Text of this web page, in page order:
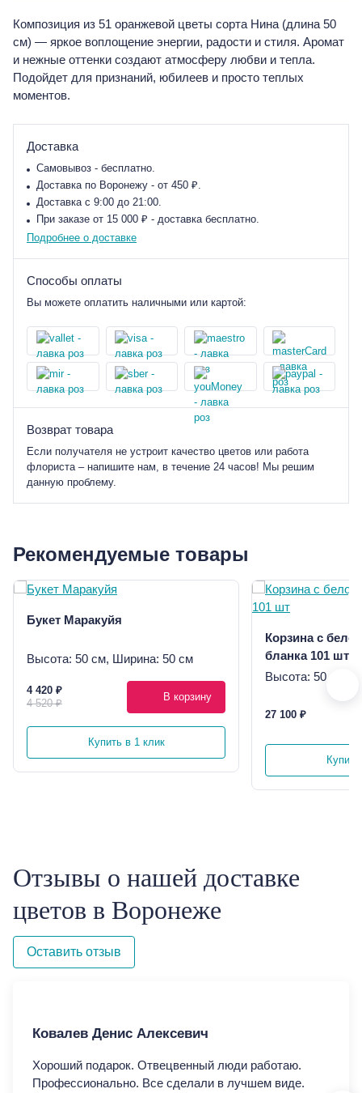
Композиция из 51 оранжевой цветы сорта Нина (длина 50
см) — яркое воплощение энергии, радости и стиля. Аромат
и нежные оттенки создают атмосферу любви и тепла.
Подойдет для признаний, юбилеев и просто теплых
моментов.
Доставка
Самовывоз - бесплатно.
Доставка по Воронежу - от 450 ₽.
Доставка с 9:00 до 21:00.
При заказе от 15 000 ₽ - доставка бесплатно.
Подробнее о доставке
Способы оплаты
Вы можете оплатить наличными или картой:
Возврат товара
Если получателя не устроит качество цветов или работа
флориста – напишите нам, в течение 24 часов! Мы решим
данную проблему.
Рекомендуемые товары
Букет Маракуйя
Высота: 50 см, Ширина: 50 см
4 420 ₽
4 520 ₽
В корзину
Купить в 1 клик
Корзина с
бланка 101 шт
Высота: 50 см,
27 100 ₽
Отзывы о нашей доставке
цветов в Воронеже
Оставить отзыв
Ковалев Денис Алексевич
Хороший подарок. Отвецвенный люди работаю.
Профессионально. Все сделали в лучшем виде.